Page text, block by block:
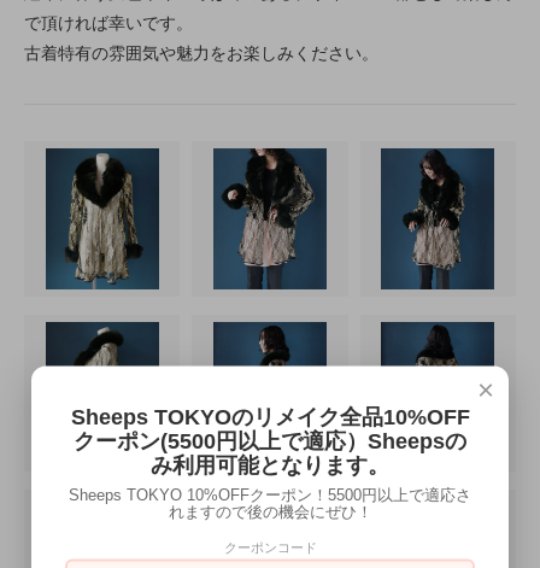
で頂ければ幸いです。
古着特有の雰囲気や魅力をお楽しみください。
×
Sheeps TOKYOのリメイク全品10%OFF
クーポン(5500円以上で適応）Sheepsの
み利用可能となります。
Sheeps TOKYO 10%OFFクーポン！5500円以上で適応さ
れますので後の機会にぜひ！
クーポンコード